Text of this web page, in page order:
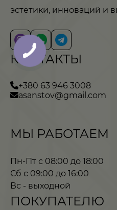
эстетики, инноваций и
КОНТАКТЫ
+380 63 946 3008
asanstov@gmail.com
МЫ РАБОТАЕМ
Пн-Пт с 08:00 до 18:00
Сб с 09:00 до 16:00
Вс - выходной
ПОКУПАТЕЛЮ